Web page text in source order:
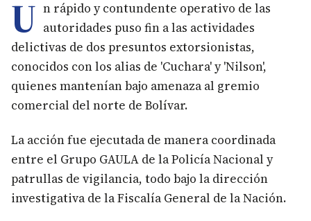
U n rápido y contundente operativo de las
autoridades puso fin a las actividades
delictivas de dos presuntos extorsionistas,
conocidos con los alias de 'Cuchara' y 'Nilson',
quienes mantenían bajo amenaza al gremio
comercial del norte de Bolívar.
La acción fue ejecutada de manera coordinada
entre el Grupo GAULA de la Policía Nacional y
patrullas de vigilancia, todo bajo la dirección
investigativa de la Fiscalía General de la Nación.